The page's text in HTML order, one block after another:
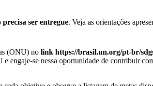
precisa ser entregue. Veja as orientações
(ONU) no link https://brasil.un.org/pt-br/
engaje-se nessa oportunidade de contribuir